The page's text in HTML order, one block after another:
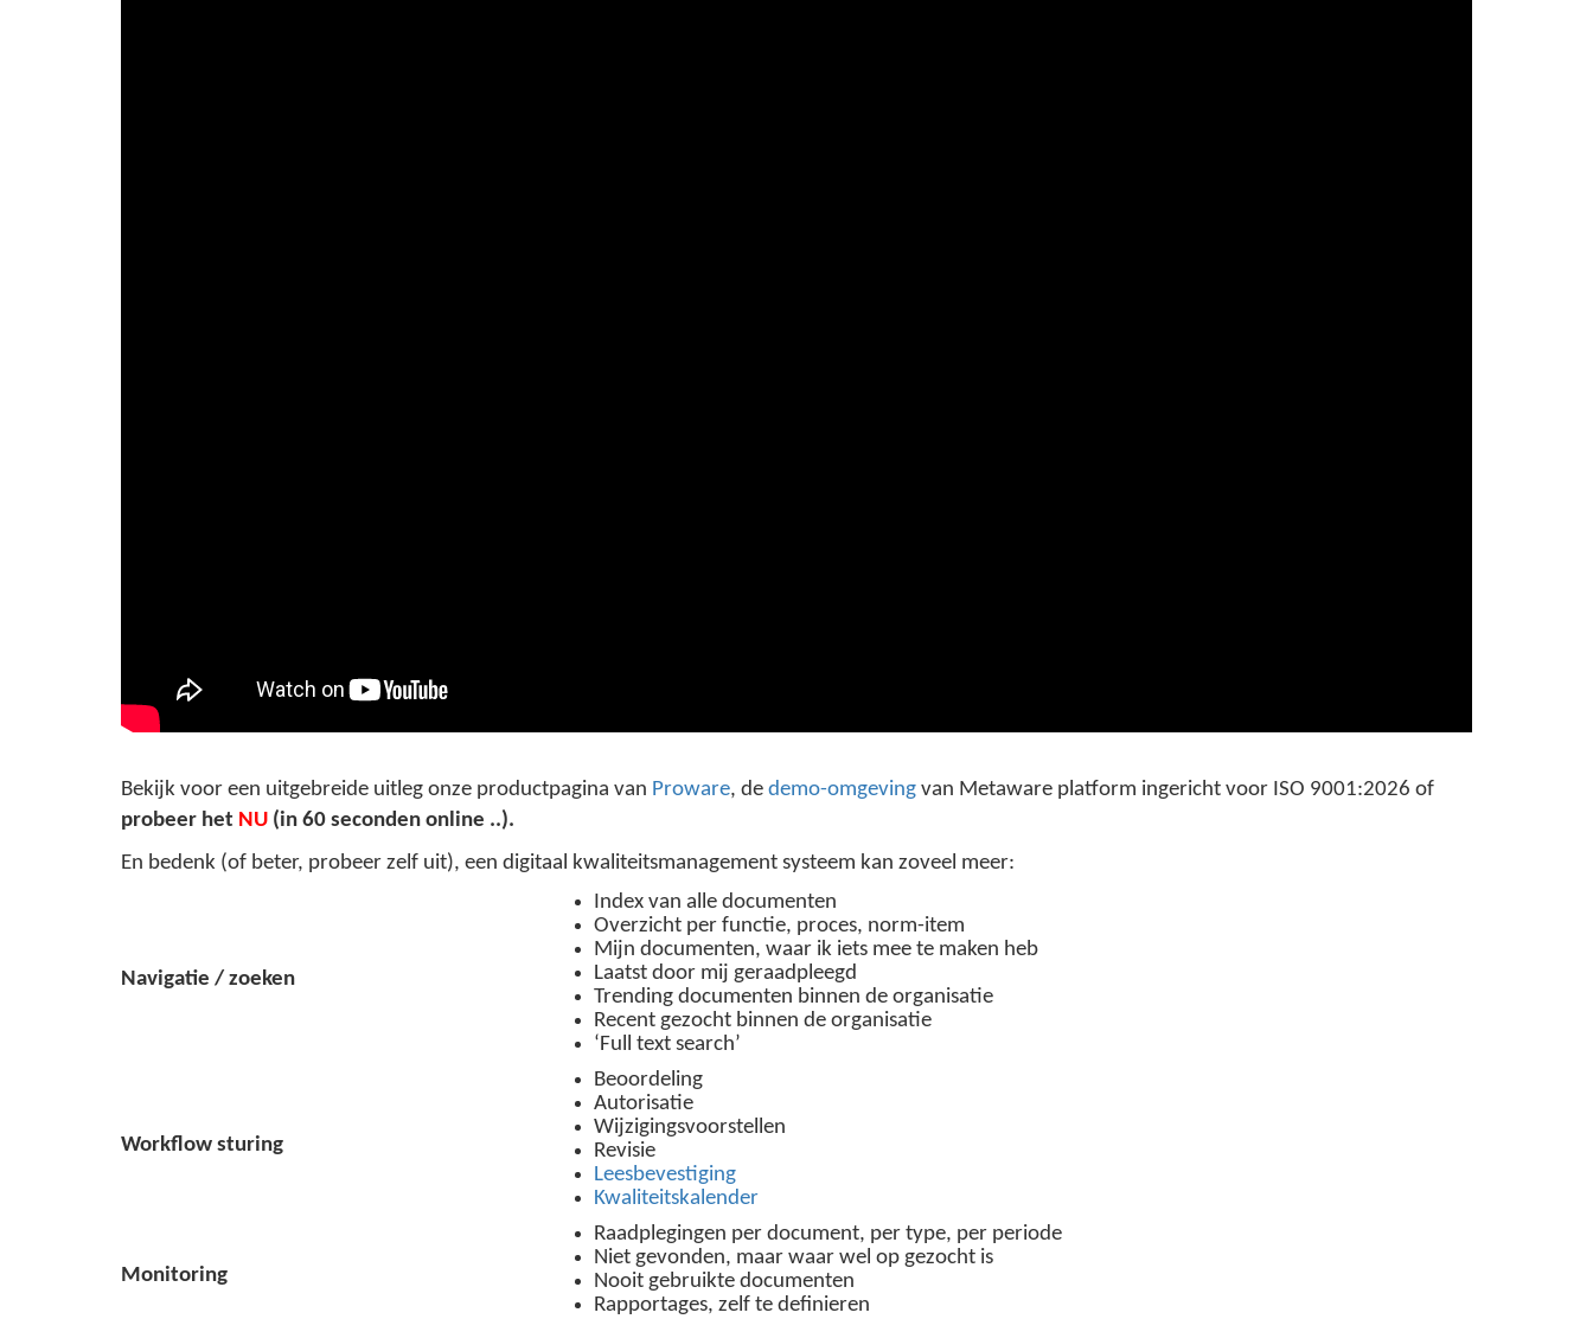
Bekijk voor een uitgebreide uitleg onze productpagina van Proware, de demo-omgeving van Metaware platform ingericht voor ISO 9001:2026 of
probeer het NU (in 60 seconden online ..).
En bedenk (of beter, probeer zelf uit), een digitaal kwaliteitsmanagement systeem kan zoveel meer:
Navigatie / zoeken
Index van alle documenten
Overzicht per functie, proces, norm-item
Mijn documenten, waar ik iets mee te maken heb
Laatst door mij geraadpleegd
Trending documenten binnen de organisatie
Recent gezocht binnen de organisatie
‘Full text search’
Workflow sturing
Beoordeling
Autorisatie
Wijzigingsvoorstellen
Revisie
Leesbevestiging
Kwaliteitskalender
Monitoring
Raadplegingen per document, per type, per periode
Niet gevonden, maar waar wel op gezocht is
Nooit gebruikte documenten
Rapportages, zelf te definieren